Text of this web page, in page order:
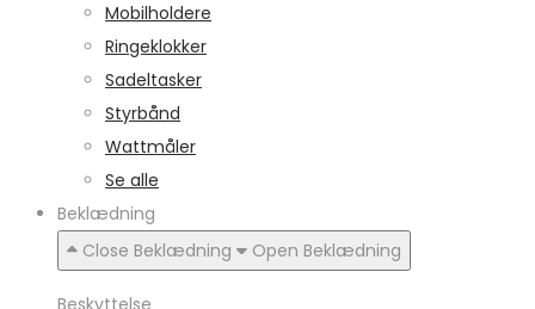
Mobilholdere
Ringeklokker
Sadeltasker
Styrbånd
Wattmåler
Se alle
Beklædning
Close Beklædning
Open Beklædning
Beskyttelse